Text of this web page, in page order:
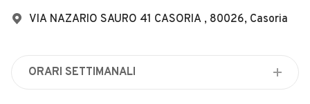
Concessionari
VIA NAZARIO SAURO 41 CASORIA , 80026, Casoria
ORARI SETTIMANALI